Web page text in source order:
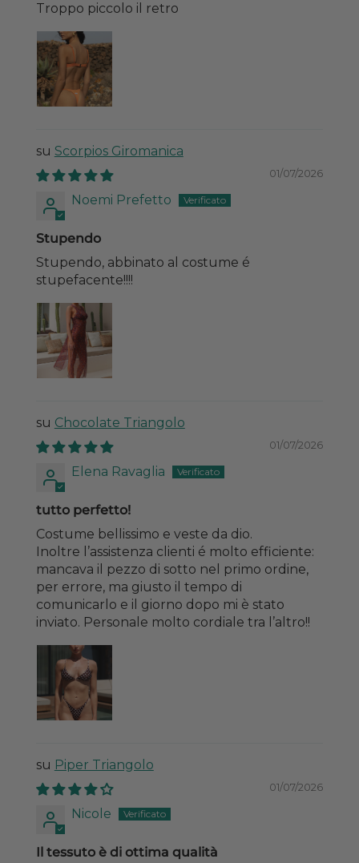
Troppo piccolo il retro
Scorpios Giromanica
01/07/2026
Noemi Prefetto
Stupendo
Stupendo, abbinato al costume é
stupefacente!!!!
Chocolate Triangolo
01/07/2026
Elena Ravaglia
tutto perfetto!
Costume bellissimo e veste da dio.
Inoltre l’assistenza clienti é molto efficiente:
mancava il pezzo di sotto nel primo ordine,
per errore, ma giusto il tempo di
comunicarlo e il giorno dopo mi è stato
inviato. Personale molto cordiale tra l’altro!!
Piper Triangolo
01/07/2026
Nicole
Il tessuto è di ottima qualità